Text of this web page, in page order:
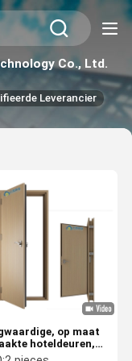
Co., Ltd.
Leverancier
op maat
hoteldeuren,